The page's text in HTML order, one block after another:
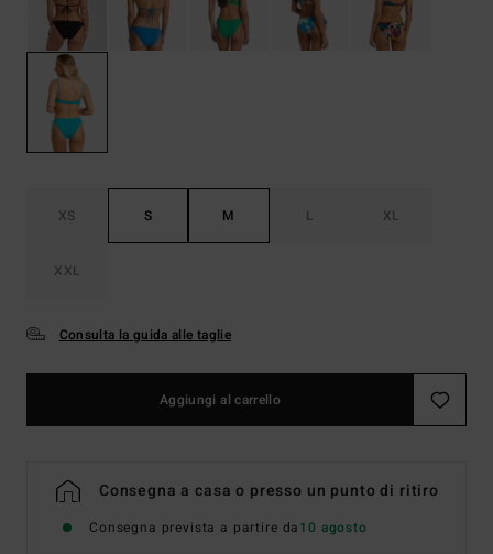
XS S M L XL
XXL
Consulta la guida alle taglie
Aggiungi al carrello
Consegna a casa o presso un punto di ritiro
Consegna prevista a partire da10 agosto